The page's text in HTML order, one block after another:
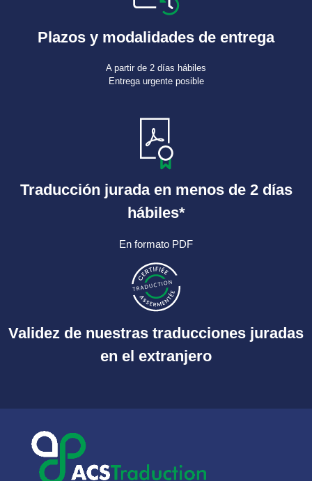
Plazos y modalidades de entrega
A partir de 2 días hábiles
Entrega urgente posible
Traducción jurada en menos de 2 días
hábiles*
En formato PDF
Validez de nuestras traducciones juradas
en el extranjero